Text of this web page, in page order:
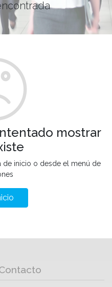
mostrar
de inicio o desde el menú de